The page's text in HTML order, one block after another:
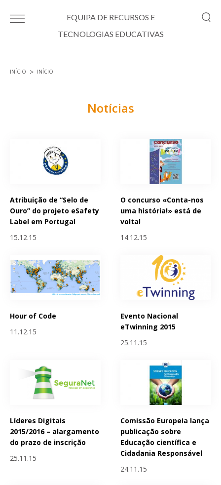
EQUIPA DE RECURSOS E
TECNOLOGIAS EDUCATIVAS
INÍCIO INÍCIO
Notícias
Atribuição de “Selo de
Ouro” do projeto eSafety
Label em Portugal
15.12.15
O concurso «Conta-nos
uma história!» está de
volta!
14.12.15
Hour of Code
11.12.15
Evento Nacional
eTwinning 2015
25.11.15
Líderes Digitais
2015/2016 – alargamento
do prazo de inscrição
25.11.15
Comissão Europeia lança
publicação sobre
Educação científica e
Cidadania Responsável
24.11.15
Páginas